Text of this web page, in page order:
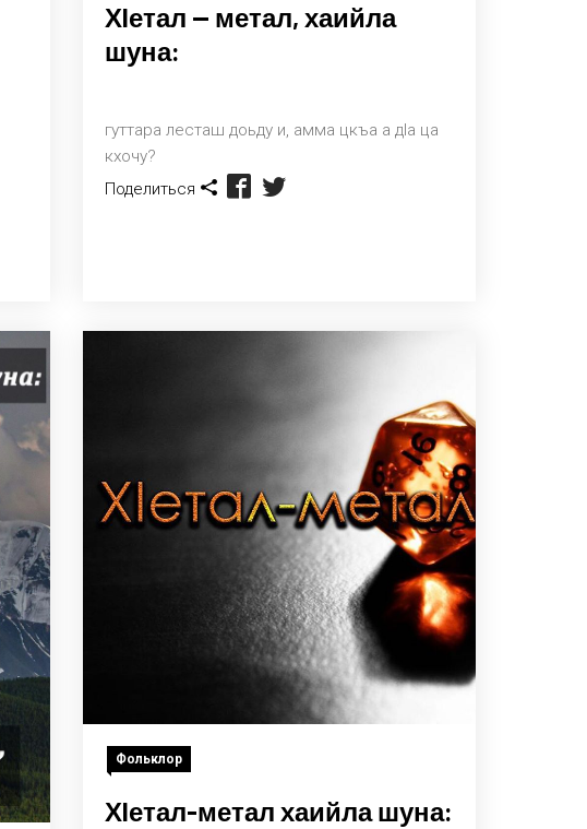
Хlетал — метал, хаийла
шуна:
гуттара лесташ доьду и, амма цкъа а дlа ца
кхочу?
Поделиться
Фольклор
Хlетал-метал хаийла шуна: